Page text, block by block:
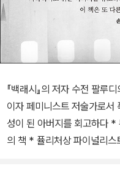
『백래시』의 저자 수전 팔루
이자 페미니스트 저술가로서
성이 된 아버지를 회고하다 * 뉴욕타임스 · 커커스 논픽션 부분 올해
의 책 * 퓰리처상 파이널리스트 * 순수하고 안정된 정체성